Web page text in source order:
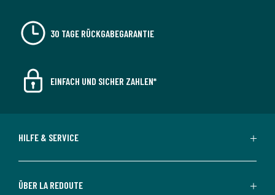
30 TAGE RÜCKGABEGARANTIE
EINFACH UND SICHER ZAHLEN*
HILFE & SERVICE
ÜBER LA REDOUTE